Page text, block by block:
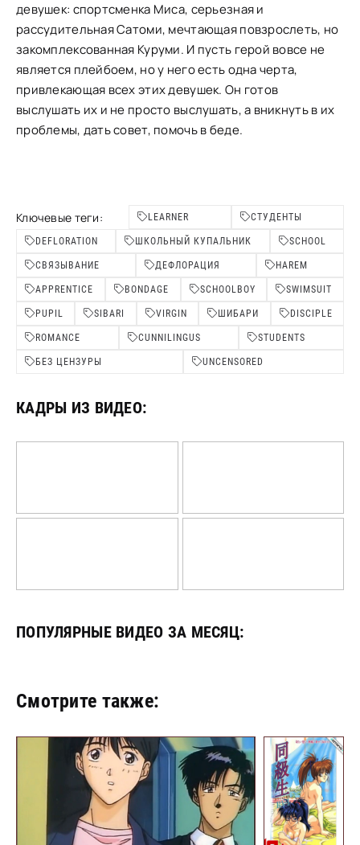
девушек: спортсменка Миса, серьезная и
рассудительная Сатоми, мечтающая повзрослеть, но
закомплексованная Куруми. И пусть герой вовсе не
является плейбоем, но у него есть одна черта,
привлекающая всех этих девушек. Он готов
выслушать их и не просто выслушать, а вникнуть в их
проблемы, дать совет, помочь в беде.
Ключевые теги: LEARNER СТУДЕНТЫ
DEFLORATION ШКОЛЬНЫЙ КУПАЛЬНИК SCHOOL
СВЯЗЫВАНИЕ ДЕФЛОРАЦИЯ HAREM
APPRENTICE BONDAGE SCHOOLBOY SWIMSUIT
PUPIL SIBARI VIRGIN ШИБАРИ DISCIPLE
ROMANCE CUNNILINGUS STUDENTS
БЕЗ ЦЕНЗУРЫ UNCENSORED
КАДРЫ ИЗ ВИДЕО:
ПОПУЛЯРНЫЕ ВИДЕО ЗА МЕСЯЦ:
Смотрите также: